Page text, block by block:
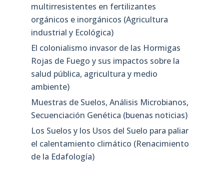
multirresistentes en fertilizantes
orgánicos e inorgánicos (Agricultura
industrial y Ecológica)
El colonialismo invasor de las Hormigas
Rojas de Fuego y sus impactos sobre la
salud pública, agricultura y medio
ambiente)
Muestras de Suelos, Análisis Microbianos,
Secuenciación Genética (buenas noticias)
Los Suelos y los Usos del Suelo para paliar
el calentamiento climático (Renacimiento
de la Edafología)